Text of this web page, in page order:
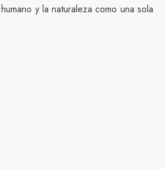
y la naturaleza como una sola